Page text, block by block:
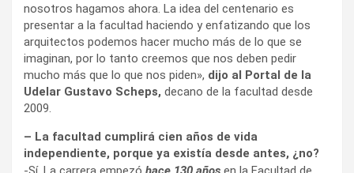
nosotros hagamos ahora. La idea del centenario es
presentar a la facultad haciendo y enfatizando que los
arquitectos podemos hacer mucho más de lo que se
imaginan, por lo tanto creemos que nos deben pedir
mucho más que lo que nos piden», dijo al Portal de la
Udelar Gustavo Scheps, decano de la facultad desde
2009.
– La facultad cumplirá cien años de vida
independiente, porque ya existía desde antes, ¿no?